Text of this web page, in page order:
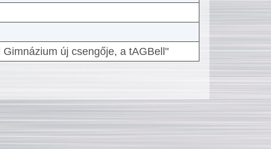
új csengője, a tAGBell"